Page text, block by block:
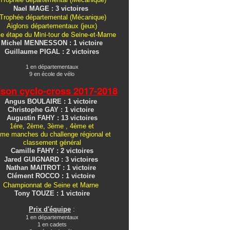
Nael MAGE : 3 victoires
Trophée départemental (Mécanique)
Aiglons départementaux (jeux)
étape du Mini-tour de Seine-et-Marne
Michel MENNESSON : 1 victoire
Guillaume PIGAL : 2 victoires
1 en départementaux
9 en école de vélo
cyclo-cross2017-2018
Angus BOULAIRE : 1 victoire
Christophe GAY : 1 victoire
Augustin FAHY : 13 victoires
1ére, 2ème, 3ème , 4ème et
manches du challenge régional et
classement général
Camille FAHY : 2 victoires
Jared GUIGNARD : 3 victoires
Nathan MAITROT : 1 victoire
Clément ROCCO : 1 victoire
Championnat de Seine et Marne
Tony TOUZE : 1 victoire
Prix d'équipe :
1 en départementaux
1 en cadets